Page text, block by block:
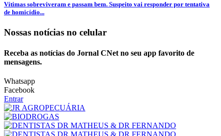
Vítimas sobreviveram e passam bem. Suspeito vai responder por tentativa
de homicídio...
Nossas notícias no celular
Receba as notícias do Jornal CNet no seu app favorito de
mensagens.
Whatsapp
Facebook
Entrar